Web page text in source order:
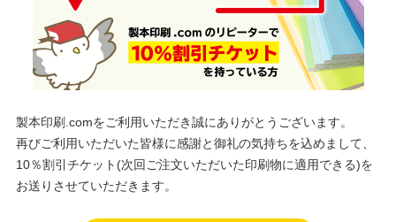
製本印刷.comをご利用いただき誠にありがとうございます。
再びご利用いただいた皆様に感謝と御礼の気持ちを込めまして、
10％割引チケット(次回ご注文いただいた印刷物に適用できる)を
お送りさせていただきます。